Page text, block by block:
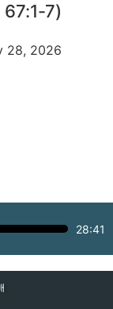
67:1-7)
28, 2026
28:41